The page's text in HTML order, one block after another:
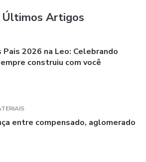
Últimos Artigos
Pais 2026 na Leo: Celebrando
construiu com você
entre compensado, aglomerado